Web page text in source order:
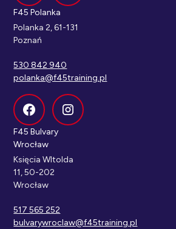
F45 Polanka
Polanka 2, 61-131
Poznań
530 842 940
polanka@f45training.pl
F45 Bulvary
Wrocław
Księcia WItolda
11, 50-202
Wrocław
517 565 252
bulvarywroclaw@f45training.pl